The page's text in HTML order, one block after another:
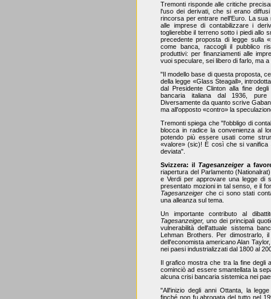
Tremonti risponde alle critiche
l'uso dei derivati, che si erano
rincorsa per entrare nell'Euro. La
alle imprese di contabilizzare i
toglierebbe il terreno sotto i piedi allo
precedente proposta di legge sulla
come banca, raccogli il pubblico
produttivi: per finanziamenti alle
vuoi speculare, sei libero di farlo, ma
"Il modello base di questa proposta,
della legge «Glass Steagall»,
dal Presidente Clinton alla fine
bancaria italiana dal 1936, pure
Diversamente da quanto scrive
ma all'opposto «contro» la
Tremonti spiega che "l'obbligo di
blocca in radice la convenienza al
potendo più essere usati come
«valore» (sic)! È così che si vanifica
deviata".
Svizzera: il Tagesanzeiger a
riapertura del Parlamento
e Verdi per approvare una legge di
presentato mozioni in tal senso, e il
Tagesanzeiger che ci sono stati
una alleanza sul tema.
Un importante contributo al
Tagesanzeiger, uno dei principali
vulnerabilità dell'attuale sistema
Lehman Brothers. Per dimostrarlo,
dell'economista americano Alan
nei paesi industrializzati dal 1800 al
Il grafico mostra che tra la fine degli
cominciò ad essere smantellata la
alcuna crisi bancaria sistemica nei
"All'inizio degli anni Ottanta, la
finché non fu abrogata del tutto nel